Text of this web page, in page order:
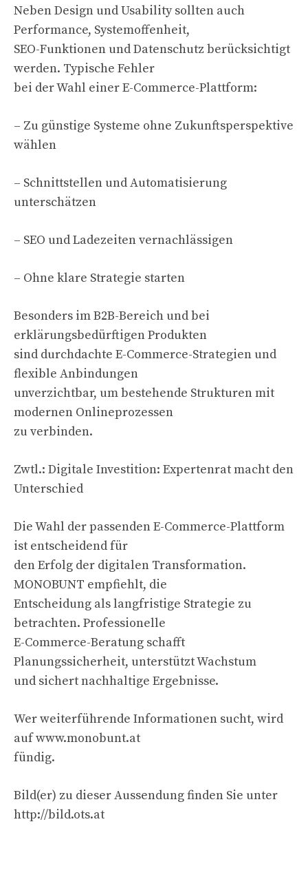
Neben Design und Usability sollten auch
Performance, Systemoffenheit,
SEO-Funktionen und Datenschutz berücksichtigt
werden. Typische Fehler
bei der Wahl einer E-Commerce-Plattform:
– Zu günstige Systeme ohne Zukunftsperspektive
wählen
– Schnittstellen und Automatisierung
unterschätzen
– SEO und Ladezeiten vernachlässigen
– Ohne klare Strategie starten
Besonders im B2B-Bereich und bei
erklärungsbedürftigen Produkten
sind durchdachte E-Commerce-Strategien und
flexible Anbindungen
unverzichtbar, um bestehende Strukturen mit
modernen Onlineprozessen
zu verbinden.
Zwtl.: Digitale Investition: Expertenrat macht den
Unterschied
Die Wahl der passenden E-Commerce-Plattform
ist entscheidend für
den Erfolg der digitalen Transformation.
MONOBUNT empfiehlt, die
Entscheidung als langfristige Strategie zu
betrachten. Professionelle
E-Commerce-Beratung schafft
Planungssicherheit, unterstützt Wachstum
und sichert nachhaltige Ergebnisse.
Wer weiterführende Informationen sucht, wird
auf www.monobunt.at
fündig.
Bild(er) zu dieser Aussendung finden Sie unter
http://bild.ots.at